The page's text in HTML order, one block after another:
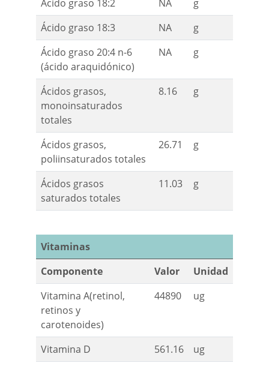
Ácido graso 18:2 NA
g
Ácido graso 18:3
NA
g
Ácido graso 20:4 n-6
(ácido araquidónico)
NA g
Ácidos grasos,
monoinsaturados
totales
8.16 g
Ácidos grasos,
poliinsaturados totales
26.71 g
Ácidos grasos
saturados totales
11.03 g
Vitaminas
Componente
Valor
Unidad
Vitamina A(retinol,
retinos y
carotenoides)
44890 ug
Vitamina D 561.16
ug